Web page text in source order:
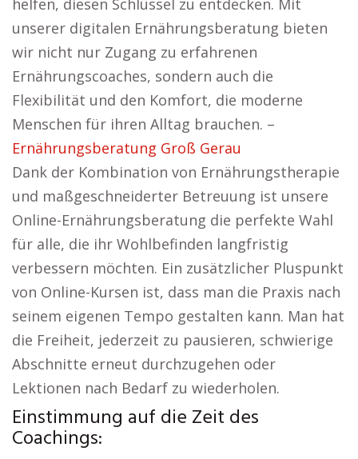
helfen, diesen Schlüssel zu entdecken. Mit
unserer digitalen Ernährungsberatung bieten
wir nicht nur Zugang zu erfahrenen
Ernährungscoaches, sondern auch die
Flexibilität und den Komfort, die moderne
Menschen für ihren Alltag brauchen. –
Ernährungsberatung Groß Gerau
Dank der Kombination von Ernährungstherapie
und maßgeschneiderter Betreuung ist unsere
Online-Ernährungsberatung die perfekte Wahl
für alle, die ihr Wohlbefinden langfristig
verbessern möchten. Ein zusätzlicher Pluspunkt
von Online-Kursen ist, dass man die Praxis nach
seinem eigenen Tempo gestalten kann. Man hat
die Freiheit, jederzeit zu pausieren, schwierige
Abschnitte erneut durchzugehen oder
Lektionen nach Bedarf zu wiederholen.
Einstimmung auf die Zeit des
Coachings: